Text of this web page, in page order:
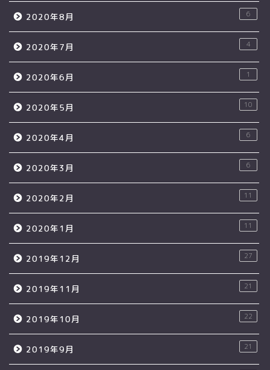
2020年8月 6
2020年7月 4
2020年6月 1
2020年5月 10
2020年4月 6
2020年3月 6
2020年2月 11
2020年1月 11
2019年12月 27
2019年11月 21
2019年10月 22
2019年9月 21